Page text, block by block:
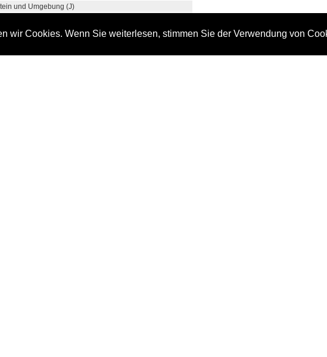
wir Cookies. Wenn Sie weiterlesen, stimmen Sie der Verwendung von
und Umgebung (J)
Trarbach und Umgebung (L)
und Umgebung (N)